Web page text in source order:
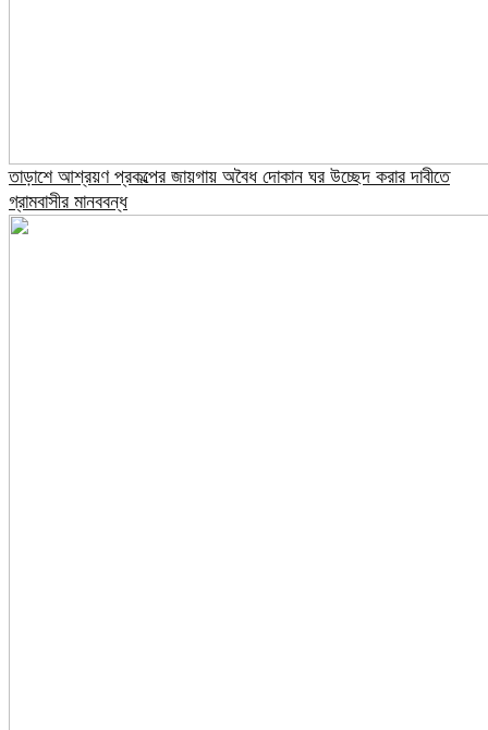
তাড়াশে আশ্রয়ণ প্রকল্পের জায়গায় অবৈধ দোকান ঘর উচ্ছেদ করার দাবীতে
গ্রামবাসীর মানববন্ধ